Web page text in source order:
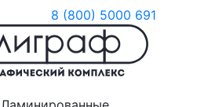
8 (800) 5000 691